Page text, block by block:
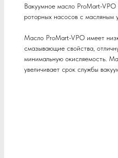
Вакуумное масло ProMart-
роторных насосов с масляным
Масло ProMart-VPO имеет
смазывающие свойства,
минимальную окисляемость.
увеличивает срок службы